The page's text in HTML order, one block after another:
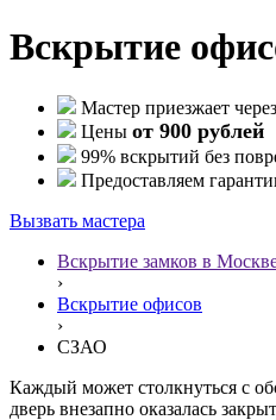
Вскрытие
Мастер приезжает
Цены от 900 рублей
99% вскрытий без
Предоставляем
Вызвать мастера
Вскрытие замков в
›
Вскрытие офисов
›
СЗАО
Каждый может столкнуться с
дверь внезапно оказалась